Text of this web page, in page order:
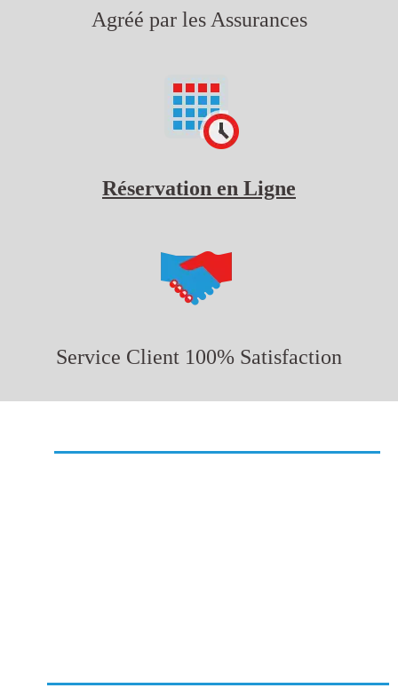
Agréé par les Assurances
Réservation en Ligne
Service Client 100% Satisfaction